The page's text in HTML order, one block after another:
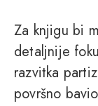
Za knjigu bi
detaljnije
razvitka
površno